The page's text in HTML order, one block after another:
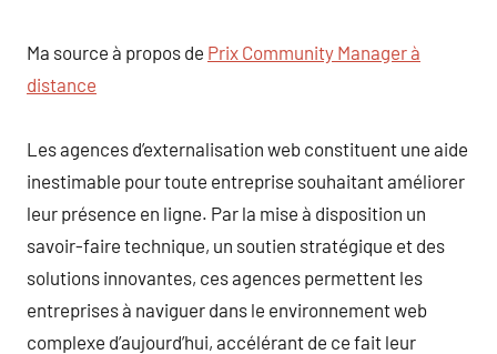
Ma source à propos de Prix Community Manager à
distance
Les agences d’externalisation web constituent une aide
inestimable pour toute entreprise souhaitant améliorer
leur présence en ligne. Par la mise à disposition un
savoir-faire technique, un soutien stratégique et des
solutions innovantes, ces agences permettent les
entreprises à naviguer dans le environnement web
complexe d’aujourd’hui, accélérant de ce fait leur